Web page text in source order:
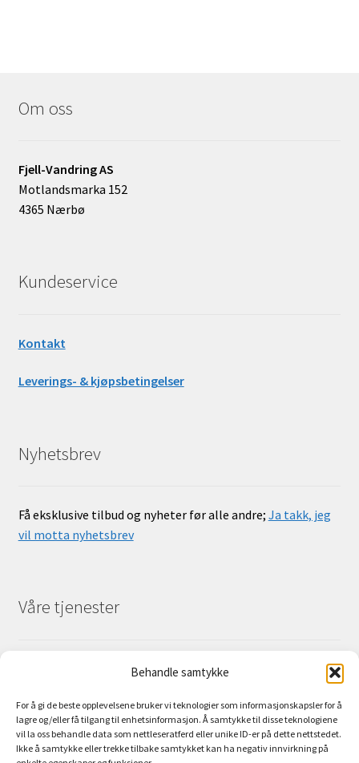
Behandle samtykke
For å gi de beste opplevelsene bruker vi teknologier som informasjonskapsler for å
lagre og/eller få tilgang til enhetsinformasjon. Å samtykke til disse teknologiene
vil la oss behandle data som nettleseratferd eller unike ID-er på dette nettstedet.
Ikke å samtykke eller trekke tilbake samtykket kan ha negativ innvirkning på
Om oss
Fjell-Vandring AS
Motlandsmarka 152
4365 Nærbø
Kundeservice
Kontakt
Leverings- & kjøpsbetingelser
Nyhetsbrev
Få eksklusive tilbud og nyheter før alle andre; Ja takk, jeg
vil motta nyhetsbrev
Våre tjenester
For privat- og bedriftskunder har vi salg og utleie av
friluftsutstyr. I tillegg arrangerer vi kurs og arrangement.